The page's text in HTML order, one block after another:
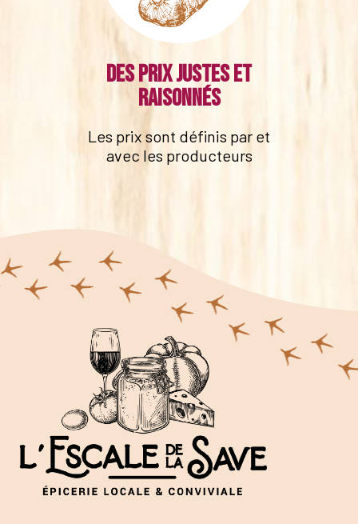
Des prix justes et
raisonnés
Les prix sont définis par et
avec les producteurs